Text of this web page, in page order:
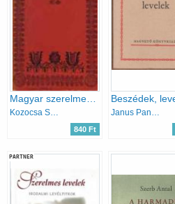
840 Ft
PARTNER